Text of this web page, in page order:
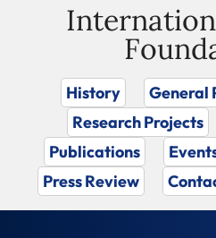
History
General
Research Projects
Publications
Press Review